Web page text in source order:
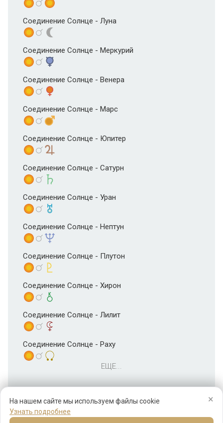
×
На нашем сайте мы используем файлы cookie
Узнать подробнее
Соединение Солнце - Луна
Соединение Солнце - Меркурий
Соединение Солнце - Венера
Соединение Солнце - Марс
Соединение Солнце - Юпитер
Соединение Солнце - Сатурн
Соединение Солнце - Уран
Соединение Солнце - Нептун
Соединение Солнце - Плутон
Соединение Солнце - Хирон
Соединение Солнце - Лилит
Соединение Солнце - Раху
ЕЩЕ...